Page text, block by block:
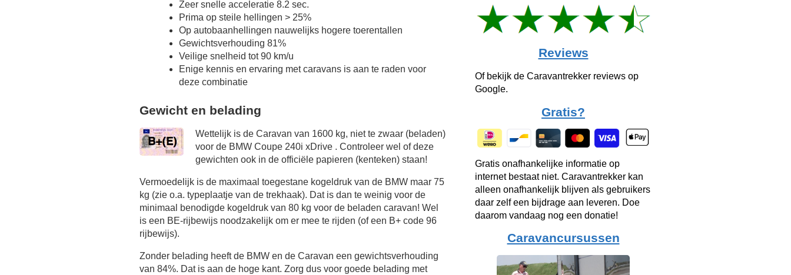
Zeer snelle acceleratie 8.2 sec.
Prima op steile hellingen > 25%
Op autobaanhellingen nauwelijks hogere toerentallen
Gewichtsverhouding 81%
Veilige snelheid tot 90 km/u
Enige kennis en ervaring met caravans is aan te raden voor
deze combinatie
Gewicht en belading
Wettelijk is de Caravan van 1600 kg, niet te zwaar (beladen)
voor de BMW Coupe 240i xDrive . Controleer wel of deze
gewichten ook in de officiële papieren (kenteken) staan!
Vermoedelijk is de maximaal toegestane kogeldruk van de BMW maar 75
kg (zie o.a. typeplaatje van de trekhaak). Dat is dan te weinig voor de
minimaal benodigde kogeldruk van 80 kg voor de beladen caravan! Wel
is een BE-rijbewijs noodzakelijk om er mee te rijden (of een B+ code 96
rijbewijs).
Zonder belading heeft de BMW en de Caravan een gewichtsverhouding
van 84%. Dat is aan de hoge kant. Zorg dus voor goede belading met
Reviews
Of bekijk de Caravantrekker reviews op
Google.
Gratis?
Gratis onafhankelijke informatie op
internet bestaat niet. Caravantrekker kan
alleen onafhankelijk blijven als gebruikers
daar zelf een bijdrage aan leveren. Doe
daarom vandaag nog een donatie!
Caravancursussen